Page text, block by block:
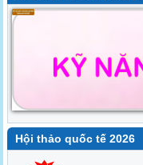
Hội thảo quốc tế 2026